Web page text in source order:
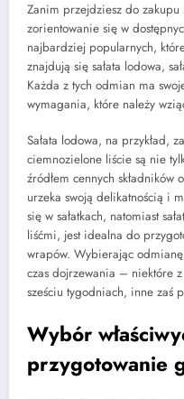
Zanim przejdziesz do
zorientowanie się w
najbardziej popularnych,
znajdują się sałata lodowa,
Każda z tych odmian ma
wymagania, które należy
Sałata lodowa, na przykład,
ciemnozielone liście są nie
źródłem cennych składników
urzeka swoją delikatnością i
się w sałatkach, natomiast
liśćmi, jest idealna do
wrapów. Wybierając
czas dojrzewania – niektóre
sześciu tygodniach, inne zaś
Wybór
przygotowanie